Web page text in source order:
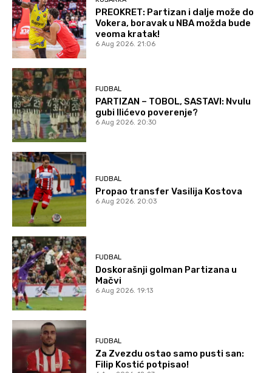
PREOKRET: Partizan i dalje može do
Vokera, boravak u NBA možda bude
veoma kratak!
6 Aug 2026. 21:06
FUDBAL
PARTIZAN – TOBOL, SASTAVI: Nvulu
gubi Ilićevo poverenje?
6 Aug 2026. 20:30
FUDBAL
Propao transfer Vasilija Kostova
6 Aug 2026. 20:03
FUDBAL
Doskorašnji golman Partizana u
Mačvi
6 Aug 2026. 19:13
FUDBAL
Za Zvezdu ostao samo pusti san:
Filip Kostić potpisao!